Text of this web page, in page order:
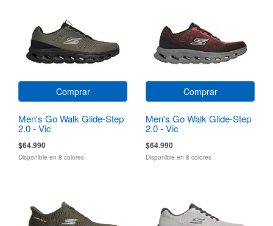
Comprar
Men's Go Walk Glide-Step
2.0 - Vic
$64.990
Disponible en 8 colores
Comprar
Men's Go Walk Glide-Step
2.0 - Vic
$64.990
Disponible en 8 colores